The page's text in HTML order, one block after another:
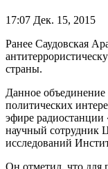
17:07 Дек. 15, 2015
Ранее Саудовская
страны.
Данное
политических
эфире
научный сотрудник
исследований
Он отметил, что для